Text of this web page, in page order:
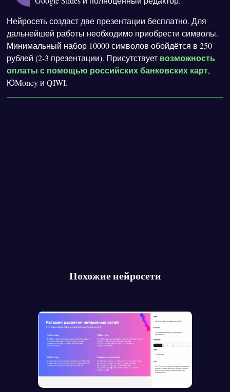
Нейросеть создаст две презентации бесплатно. Для
дальнейшей работы необходимо приобрести символы.
Минимальный набор 10000 символов обойдётся в 250
рублей (2-3 презентации). Присутствует возможность
оплаты с помощью российских банковских карт,
ЮMoney и QIWI.
Похожие нейросети